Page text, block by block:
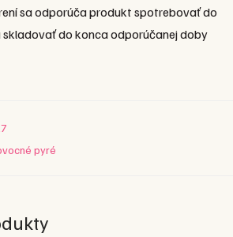
sa odporúča produkt spotrebovať do
skladovať do konca odporúčanej doby
pyré